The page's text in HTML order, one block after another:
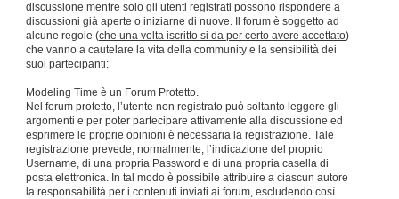
discussione mentre solo gli utenti registrati possono rispondere a
discussioni già aperte o iniziarne di nuove. Il forum è soggetto ad
alcune regole (che una volta iscritto si da per certo avere accettato)
che vanno a cautelare la vita della community e la sensibilità dei
suoi partecipanti:
Modeling Time è un Forum Protetto.
Nel forum protetto, l’utente non registrato può soltanto leggere gli
argomenti e per poter partecipare attivamente alla discussione ed
esprimere le proprie opinioni è necessaria la registrazione. Tale
registrazione prevede, normalmente, l’indicazione del proprio
Username, di una propria Password e di una propria casella di
posta elettronica. In tal modo è possibile attribuire a ciascun autore
la responsabilità per i contenuti inviati ai forum, escludendo così